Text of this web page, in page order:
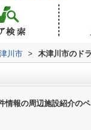
川市 > 木津川市のド
情報の周辺施設紹介の